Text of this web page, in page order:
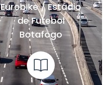
Eurobike / Estádio
de Futebol
Botafogo